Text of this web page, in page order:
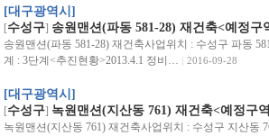
[대구광역시]
[수성구] 송원맨션(파동 581-28) 재건축<예정구
송원맨션(파동 581-28) 재건축사업위치 : 수성구 파동
계 : 3단계<추진현황>2013.4.1 정비…
2016-09-28
[대구광역시]
[수성구] 녹원맨션(지산동 761) 재건축<예정구
녹원맨션(지산동 761) 재건축사업위치 : 수성구 지산동